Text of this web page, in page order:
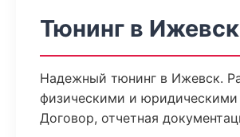
Тюнинг в Ижевск
Надежный тюнинг в Ижевск.
физическими и
Договор, отчетная